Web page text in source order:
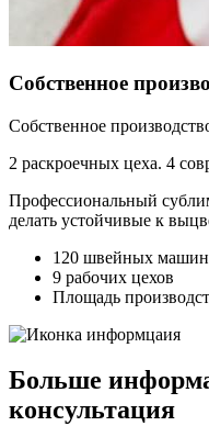
Собственное
Собственное
2 раскроечных цеха. 4
Профессиональный
делать устойчивые к
120 швейных
9 рабочих цехов
Площадь
Больше
консультация